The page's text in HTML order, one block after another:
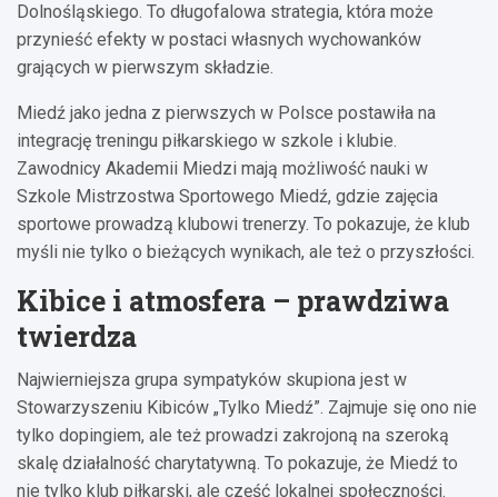
Dolnośląskiego. To długofalowa strategia, która może
przynieść efekty w postaci własnych wychowanków
grających w pierwszym składzie.
Miedź jako jedna z pierwszych w Polsce postawiła na
integrację treningu piłkarskiego w szkole i klubie.
Zawodnicy Akademii Miedzi mają możliwość nauki w
Szkole Mistrzostwa Sportowego Miedź, gdzie zajęcia
sportowe prowadzą klubowi trenerzy. To pokazuje, że klub
myśli nie tylko o bieżących wynikach, ale też o przyszłości.
Kibice i atmosfera – prawdziwa
twierdza
Najwierniejsza grupa sympatyków skupiona jest w
Stowarzyszeniu Kibiców „Tylko Miedź”. Zajmuje się ono nie
tylko dopingiem, ale też prowadzi zakrojoną na szeroką
skalę działalność charytatywną. To pokazuje, że Miedź to
nie tylko klub piłkarski, ale część lokalnej społeczności.